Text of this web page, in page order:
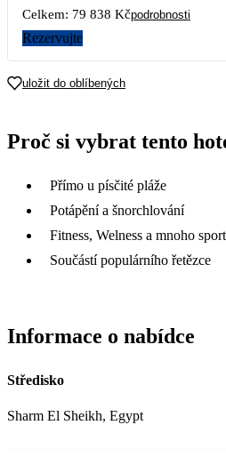
10
17 18
22 259 37 169 25 779
20 069
Celkem: 79 838 Kčpodrobnosti
Rezervujte
uložit do oblíbených
Proč si vybrat tento
Přímo u písčité pláže
Potápění a šnorchlování
Fitness, Welness a mnoho
Součástí populárního řetězce
Informace o nabídce
Středisko
Sharm El Sheikh, Egypt